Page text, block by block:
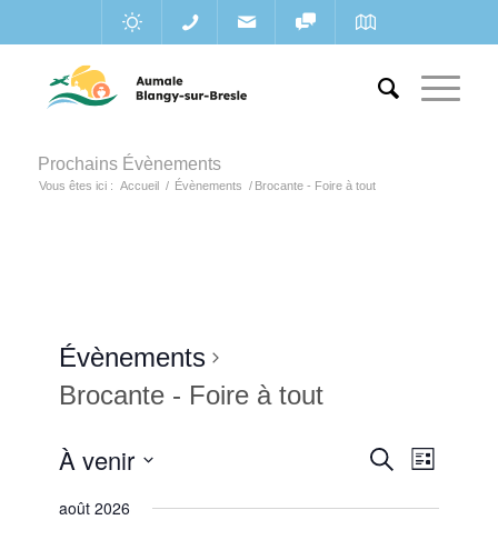
Prochains Évènements
Vous êtes ici : Accueil / Évènements / Brocante - Foire à tout
Évènements
Brocante - Foire à tout
Recherche
vues
Liste
À venir
une
août 2026